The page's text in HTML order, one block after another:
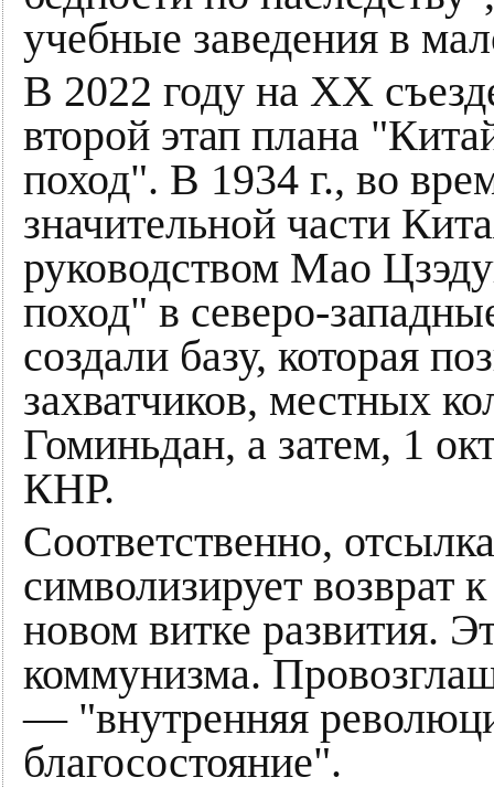
учебные заведения в
В 2022 году на ХХ
второй этап плана
поход". В 1934 г., во
значительной части
руководством Мао
поход" в северо-
создали базу, которая
захватчиков, местных
Гоминьдан, а затем, 1
КНР.
Соответственно,
символизирует возврат
новом витке развития.
коммунизма.
— "внутренняя
благосостояние".